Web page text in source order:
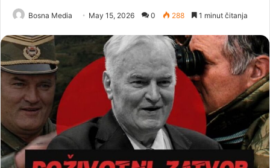
Bosna Media May 15, 2026 0 288 1 minut čitanja